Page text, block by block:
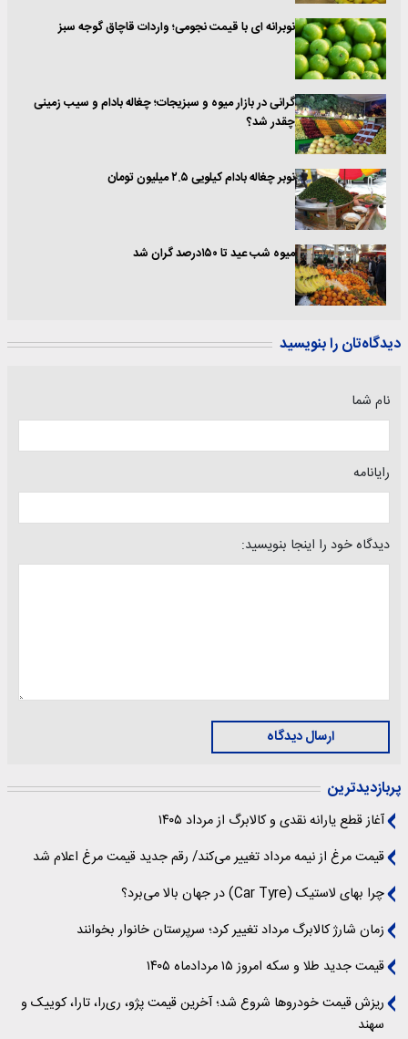
نوبرانه ای با قیمت نجومی؛ واردات قاچاق گوجه سبز
گرانی در بازار میوه و سبزیجات؛ چغاله بادام و سیب زمینی
چقدر شد؟
نوبر چغاله بادام کیلویی ۲.۵ میلیون تومان
میوه شب عید تا ۱۵۰درصد گران شد
دیدگاه‌تان را بنویسید
نام شما
رایانامه
دیدگاه خود را اینجا بنویسید:
ارسال دیدگاه
پربازدیدترین
آغاز قطع یارانه نقدی و کالابرگ از مرداد ۱۴۰۵
قیمت مرغ از نیمه مرداد تغییر می‌کند/ رقم جدید قیمت مرغ اعلام شد
چرا بهای لاستیک (Car Tyre) در جهان بالا می‌برد؟
زمان شارژ کالابرگ مرداد تغییر کرد؛ سرپرستان خانوار بخوانند
قیمت جدید طلا و سکه امروز ۱۵ مردادماه ۱۴۰۵
ریزش قیمت خودروها شروع شد؛ آخرین قیمت پژو، ری‌را، تارا، کوییک و
سهند